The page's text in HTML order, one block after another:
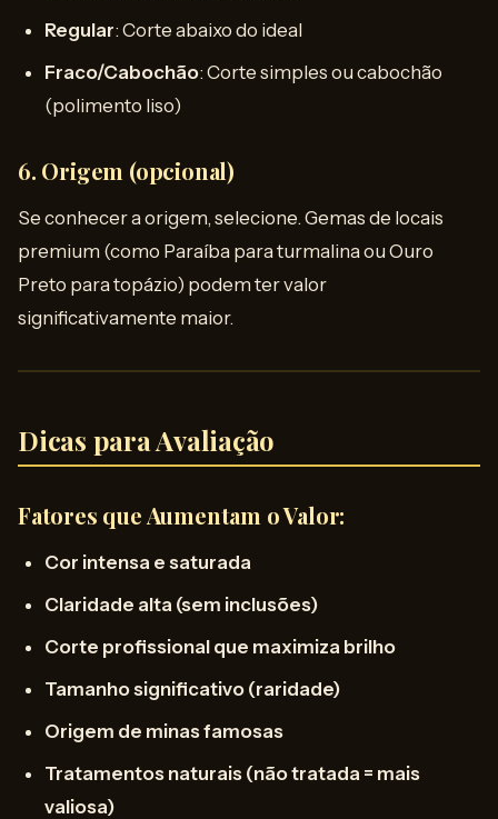
Regular: Corte abaixo do ideal
Fraco/Cabochão: Corte simples ou cabochão
(polimento liso)
6. Origem (opcional)
Se conhecer a origem, selecione. Gemas de locais
premium (como Paraíba para turmalina ou Ouro
Preto para topázio) podem ter valor
significativamente maior.
Dicas para Avaliação
Fatores que Aumentam o Valor:
Cor intensa e saturada
Claridade alta (sem inclusões)
Corte profissional que maximiza brilho
Tamanho significativo (raridade)
Origem de minas famosas
Tratamentos naturais (não tratada = mais
valiosa)